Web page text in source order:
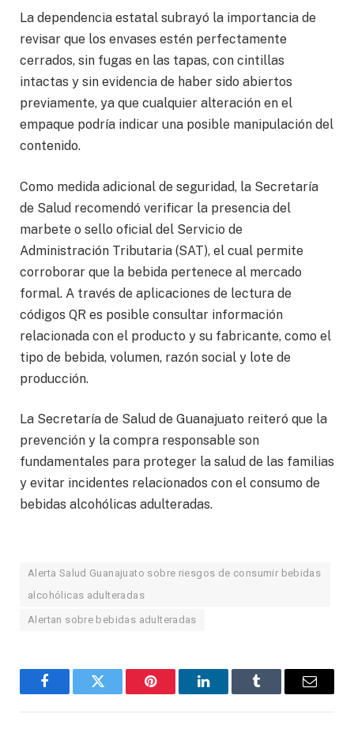
La dependencia estatal subrayó la importancia de
revisar que los envases estén perfectamente
cerrados, sin fugas en las tapas, con cintillas
intactas y sin evidencia de haber sido abiertos
previamente, ya que cualquier alteración en el
empaque podría indicar una posible manipulación del
contenido.
Como medida adicional de seguridad, la Secretaría
de Salud recomendó verificar la presencia del
marbete o sello oficial del Servicio de
Administración Tributaria (SAT), el cual permite
corroborar que la bebida pertenece al mercado
formal. A través de aplicaciones de lectura de
códigos QR es posible consultar información
relacionada con el producto y su fabricante, como el
tipo de bebida, volumen, razón social y lote de
producción.
La Secretaría de Salud de Guanajuato reiteró que la
prevención y la compra responsable son
fundamentales para proteger la salud de las familias
y evitar incidentes relacionados con el consumo de
bebidas alcohólicas adulteradas.
Alerta Salud Guanajuato sobre riesgos de consumir bebidas
alcohólicas adulteradas
Alertan sobre bebidas adulteradas
FacebookTwitter Pinterest LinkedInTumblr Email